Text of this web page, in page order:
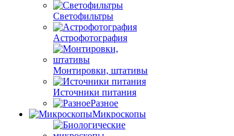
Светофильтры
Астрофотография
Монтировки, штативы
Источники питания
Разное
Микроскопы